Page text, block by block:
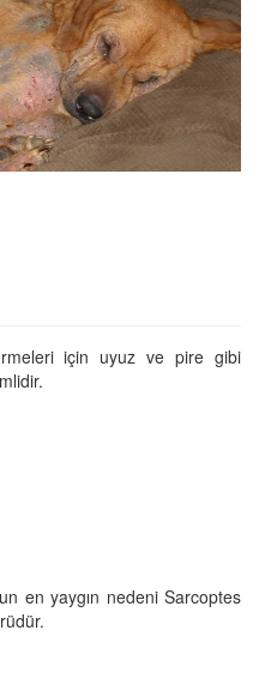
için uyuz ve pire gibi
en yaygın nedeni Sarcoptes